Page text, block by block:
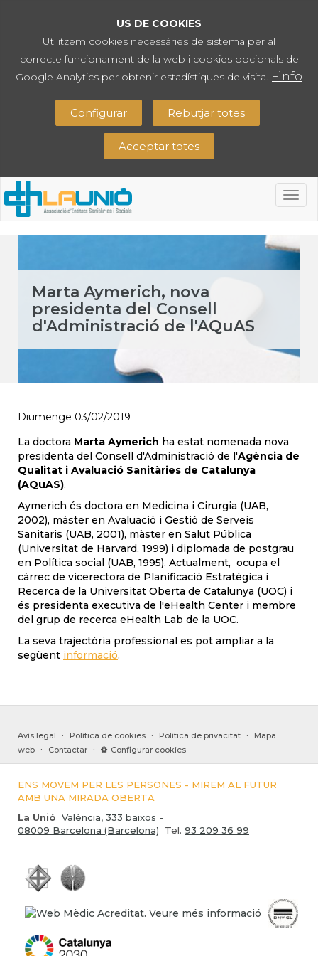
US DE COOKIES
Utilitzem cookies necessàries de sistema per al
correcte funcionament de la web i cookies opcionals de
Google Analytics per obtenir estadístiques de visita. +info
Configurar Rebutjar totes
Acceptar totes
Marta Aymerich, nova
presidenta del Consell
d'Administració de l'AQuAS
Diumenge 03/02/2019
La doctora Marta Aymerich ha estat nomenada nova
presidenta del Consell d'Administració de l'Agència de
Qualitat i Avaluació Sanitàries de Catalunya
(AQuAS).
Aymerich és doctora en Medicina i Cirurgia (UAB,
2002), màster en Avaluació i Gestió de Serveis
Sanitaris (UAB, 2001), màster en Salut Pública
(Universitat de Harvard, 1999) i diplomada de postgrau
en Política social (UAB, 1995). Actualment, ocupa el
càrrec de vicerectora de Planificació Estratègica i
Recerca de la Universitat Oberta de Catalunya (UOC) i
és presidenta executiva de l'eHealth Center i membre
del grup de recerca eHealth Lab de la UOC.
La seva trajectòria professional es pot ampliar a la
següent informació.
Avís legal · Política de cookies · Política de privacitat ·
Mapa
web
· Contactar · Configurar cookies
ENS MOVEM PER LES PERSONES - MIREM AL FUTUR
AMB UNA MIRADA OBERTA
La Unió València, 333 baixos -
08009 Barcelona (Barcelona) Tel. 93 209 36 99